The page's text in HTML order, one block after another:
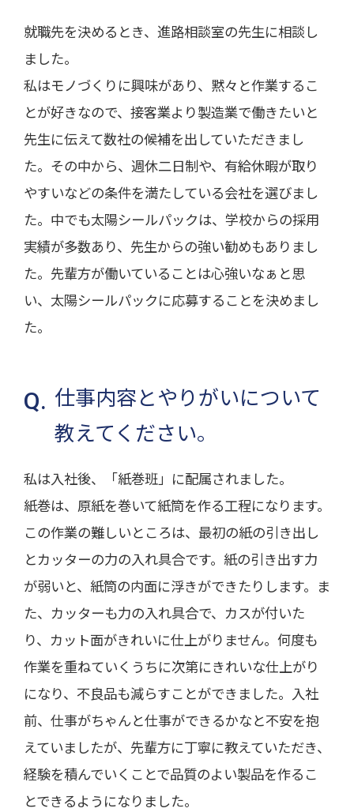
就職先を決めるとき、進路相談室の先生に相談し
ました。
私はモノづくりに興味があり、黙々と作業するこ
とが好きなので、接客業より製造業で働きたいと
先生に伝えて数社の候補を出していただきまし
た。その中から、週休二日制や、有給休暇が取り
やすいなどの条件を満たしている会社を選びまし
た。中でも太陽シールパックは、学校からの採用
実績が多数あり、先生からの強い勧めもありまし
た。先輩方が働いていることは心強いなぁと思
い、太陽シールパックに応募することを決めまし
た。
仕事内容とやりがいについて
教えてください。
私は入社後、「紙巻班」に配属されました。
紙巻は、原紙を巻いて紙筒を作る工程になります。
この作業の難しいところは、最初の紙の引き出し
とカッターの力の入れ具合です。紙の引き出す力
が弱いと、紙筒の内面に浮きができたりします。ま
た、カッターも力の入れ具合で、カスが付いた
り、カット面がきれいに仕上がりません。何度も
作業を重ねていくうちに次第にきれいな仕上がり
になり、不良品も減らすことができました。入社
前、仕事がちゃんと仕事ができるかなと不安を抱
えていましたが、先輩方に丁寧に教えていただき、
経験を積んでいくことで品質のよい製品を作るこ
とできるようになりました。